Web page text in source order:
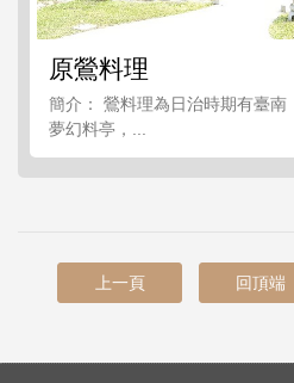
原鶯料理
簡介： 鶯料理為日治時期有臺南
夢幻料亭，...
上一頁 回頂端